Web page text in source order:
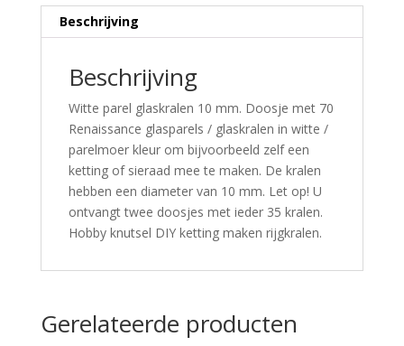
Beschrijving
Beschrijving
Witte parel glaskralen 10 mm. Doosje met 70
Renaissance glasparels / glaskralen in witte /
parelmoer kleur om bijvoorbeeld zelf een
ketting of sieraad mee te maken. De kralen
hebben een diameter van 10 mm. Let op! U
ontvangt twee doosjes met ieder 35 kralen.
Hobby knutsel DIY ketting maken rijgkralen.
Gerelateerde producten